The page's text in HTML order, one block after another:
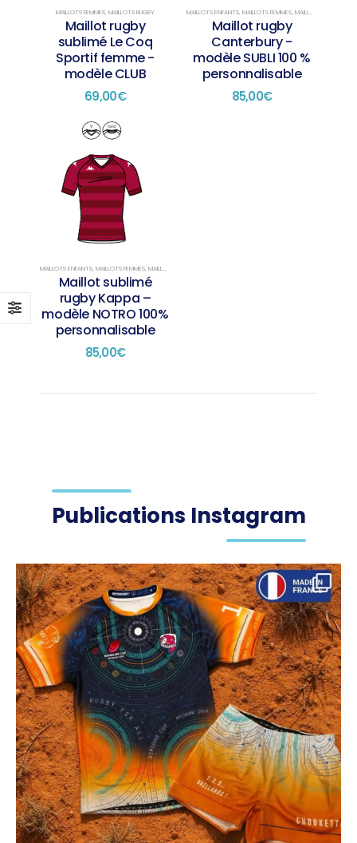
MAILLOTS FEMMES, MAILLOTS RUGBY
Maillot rugby
sublimé Le Coq
Sportif femme -
modèle CLUB
69,00€
MAILLOTS ENFANTS, MAILLOTS FEMMES, MAILLOTS RUGBY
Maillot rugby
Canterbury -
modèle SUBLI 100 %
personnalisable
85,00€
MAILLOTS ENFANTS, MAILLOTS FEMMES, MAILLOTS RUGBY
Maillot sublimé
rugby Kappa –
modèle NOTRO 100%
personnalisable
85,00€
Publications Instagram